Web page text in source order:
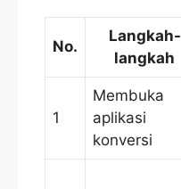
No.
Langkah-
langkah
1
Membuka
aplikasi
konversi